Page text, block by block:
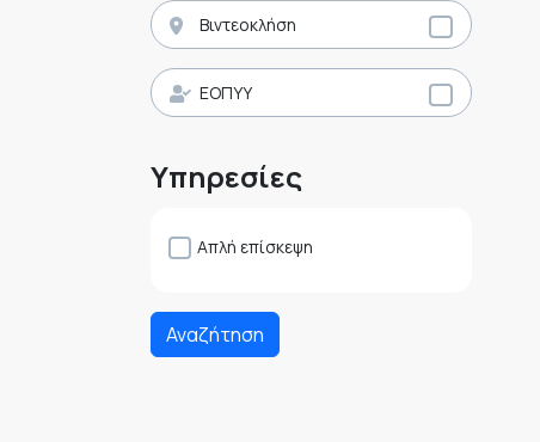
Βιντεοκλήση
ΕΟΠΥΥ
Υπηρεσίες
Απλή επίσκεψη
Αναζήτηση